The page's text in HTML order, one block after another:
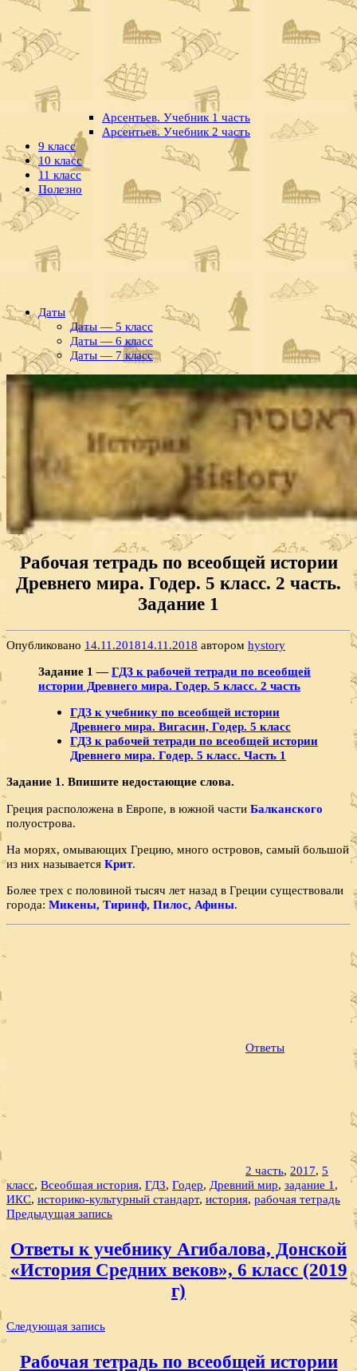
Арсентьев. Учебник 1 часть
Арсентьев. Учебник 2 часть
9 класс
10 класс
11 класс
Полезно
Даты
Даты — 5 класс
Даты — 6 класс
Даты — 7 класс
Рабочая тетрадь по всеобщей истории
Древнего мира. Годер. 5 класс. 2 часть.
Задание 1
Опубликовано 14.11.201814.11.2018 автором hystory
Задание 1 —ГДЗ к рабочей тетради по всеобщей
истории Древнего мира. Годер. 5 класс. 2 часть
ГДЗ к учебнику по всеобщей истории
Древнего мира. Вигасин, Годер. 5 класс
ГДЗ к рабочей тетради по всеобщей истории
Древнего мира. Годер. 5 класс. Часть 1
Задание 1. Впишите недостающие слова.
Греция расположена в Европе, в южной части Балканского
полуострова.
На морях, омывающих Грецию, много островов, самый большой
из них называется Крит.
Более трех с половиной тысяч лет назад в Греции существовали
города: Микены, Тиринф, Пилос, Афины.
Ответы
2 часть, 2017, 5
класс, Всеобщая история, ГДЗ, Годер, Древний мир, задание 1 ,
ИКС, историко-культурный стандарт, история, рабочая тетрадь
Навигация
записям
Предыдущая запись
Ответы к учебнику Агибалова, Донской
«История Средних веков», 6 класс (2019
г)
Следующая запись
Рабочая тетрадь по всеобщей истории